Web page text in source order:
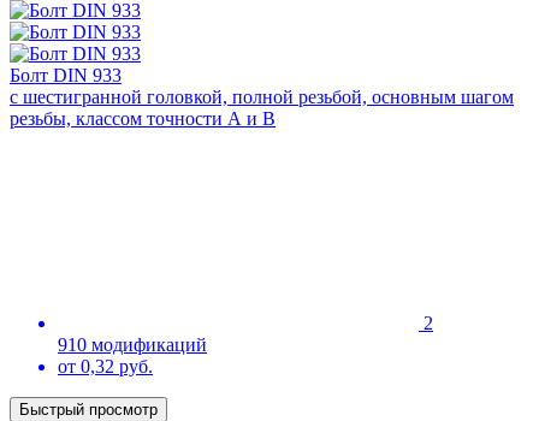
Болт DIN 933
с шестигранной головкой, полной резьбой, основным шагом
резьбы, классом точности А и В
2
910 модификаций
от 0,32 руб.
Быстрый просмотр